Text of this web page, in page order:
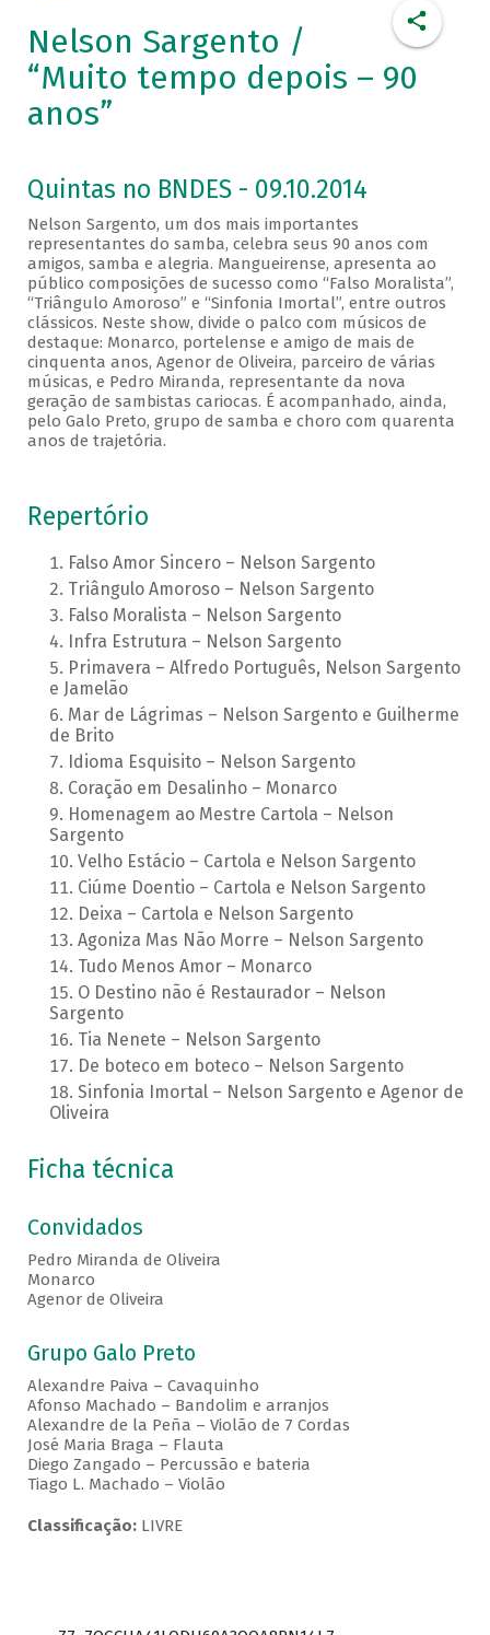
Nelson Sargento /
“Muito tempo depois – 90
anos”
Quintas no BNDES - 09.10.2014
Nelson Sargento, um dos mais importantes
representantes do samba, celebra seus 90 anos com
amigos, samba e alegria. Mangueirense, apresenta ao
público composições de sucesso como “Falso Moralista”,
“Triângulo Amoroso” e “Sinfonia Imortal”, entre outros
clássicos. Neste show, divide o palco com músicos de
destaque: Monarco, portelense e amigo de mais de
cinquenta anos, Agenor de Oliveira, parceiro de várias
músicas, e Pedro Miranda, representante da nova
geração de sambistas cariocas. É acompanhado, ainda,
pelo Galo Preto, grupo de samba e choro com quarenta
anos de trajetória.
Repertório
Falso Amor Sincero – Nelson Sargento
Triângulo Amoroso – Nelson Sargento
Falso Moralista – Nelson Sargento
Infra Estrutura – Nelson Sargento
Primavera – Alfredo Português, Nelson Sargento
e Jamelão
Mar de Lágrimas – Nelson Sargento e Guilherme
de Brito
Idioma Esquisito – Nelson Sargento
Coração em Desalinho – Monarco
Homenagem ao Mestre Cartola – Nelson
Sargento
Velho Estácio – Cartola e Nelson Sargento
Ciúme Doentio – Cartola e Nelson Sargento
Deixa – Cartola e Nelson Sargento
Agoniza Mas Não Morre – Nelson Sargento
Tudo Menos Amor – Monarco
O Destino não é Restaurador – Nelson
Sargento
Tia Nenete – Nelson Sargento
De boteco em boteco – Nelson Sargento
Sinfonia Imortal – Nelson Sargento e Agenor de
Oliveira
Ficha técnica
Convidados
Pedro Miranda de Oliveira
Monarco
Agenor de Oliveira
Grupo Galo Preto
Alexandre Paiva – Cavaquinho
Afonso Machado – Bandolim e arranjos
Alexandre de la Peña – Violão de 7 Cordas
José Maria Braga – Flauta
Diego Zangado – Percussão e bateria
Tiago L. Machado – Violão
Classificação:LIVRE